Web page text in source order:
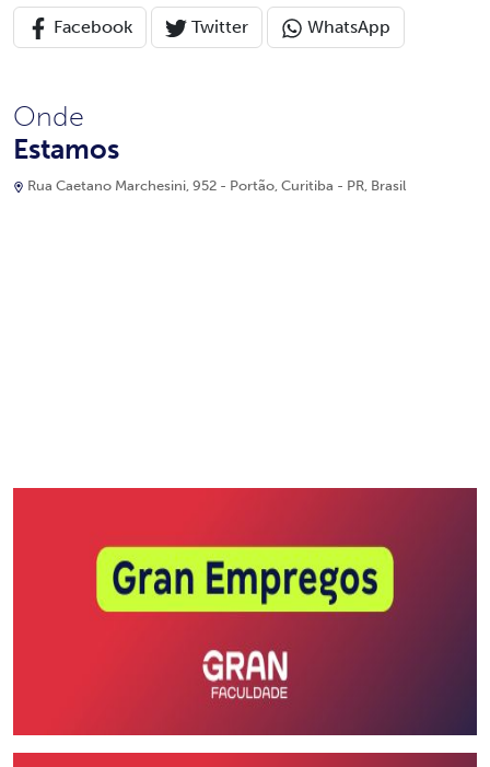
Facebook Twitter WhatsApp
Onde
Estamos
Rua Caetano Marchesini, 952 - Portão, Curitiba - PR, Brasil